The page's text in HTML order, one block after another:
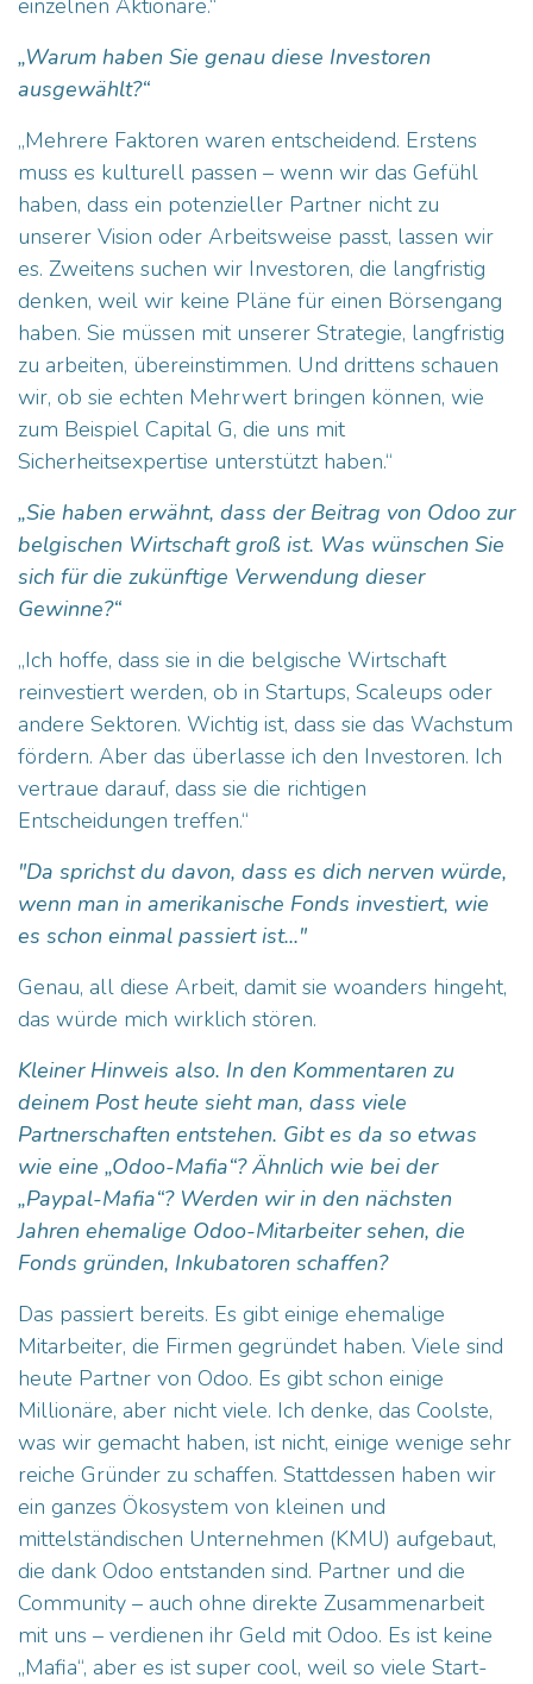
einzelnen Aktionäre.“
„Warum haben Sie genau diese Investoren
ausgewählt?“
„Mehrere Faktoren waren entscheidend. Erstens
muss es kulturell passen – wenn wir das Gefühl
haben, dass ein potenzieller Partner nicht zu
unserer Vision oder Arbeitsweise passt, lassen wir
es. Zweitens suchen wir Investoren, die langfristig
denken, weil wir keine Pläne für einen Börsengang
haben. Sie müssen mit unserer Strategie, langfristig
zu arbeiten, übereinstimmen. Und drittens schauen
wir, ob sie echten Mehrwert bringen können, wie
zum Beispiel Capital G, die uns mit
Sicherheitsexpertise unterstützt haben.“
„Sie haben erwähnt, dass der Beitrag von Odoo zur
belgischen Wirtschaft groß ist. Was wünschen Sie
sich für die zukünftige Verwendung dieser
Gewinne?“
„Ich hoffe, dass sie in die belgische Wirtschaft
reinvestiert werden, ob in Startups, Scaleups oder
andere Sektoren. Wichtig ist, dass sie das Wachstum
fördern. Aber das überlasse ich den Investoren. Ich
vertraue darauf, dass sie die richtigen
Entscheidungen treffen.“
"Da sprichst du davon, dass es dich nerven würde,
wenn man in amerikanische Fonds investiert, wie
es schon einmal passiert ist..."
Genau, all diese Arbeit, damit sie woanders hingeht,
das würde mich wirklich stören.
Kleiner Hinweis also. In den Kommentaren zu
deinem Post heute sieht man, dass viele
Partnerschaften entstehen. Gibt es da so etwas
wie eine „Odoo-Mafia“? Ähnlich wie bei der
„Paypal-Mafia“? Werden wir in den nächsten
Jahren ehemalige Odoo-Mitarbeiter sehen, die
Fonds gründen, Inkubatoren schaffen?
Das passiert bereits. Es gibt einige ehemalige
Mitarbeiter, die Firmen gegründet haben. Viele sind
heute Partner von Odoo. Es gibt schon einige
Millionäre, aber nicht viele. Ich denke, das Coolste,
was wir gemacht haben, ist nicht, einige wenige sehr
reiche Gründer zu schaffen. Stattdessen haben wir
ein ganzes Ökosystem von kleinen und
mittelständischen Unternehmen (KMU) aufgebaut,
die dank Odoo entstanden sind. Partner und die
Community – auch ohne direkte Zusammenarbeit
mit uns – verdienen ihr Geld mit Odoo. Es ist keine
„Mafia“, aber es ist super cool, weil so viele Start-